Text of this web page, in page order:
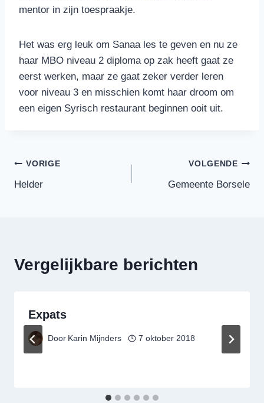
mentor in zijn toespraakje.
Het was erg leuk om Sanaa les te geven en nu ze
haar MBO niveau 2 diploma op zak heeft gaat ze
eerst werken, maar ze gaat zeker verder leren
voor niveau 3 en misschien komt haar droom om
een eigen Syrisch restaurant beginnen ooit uit.
Bericht
navigatie
VORIGE
Helder
VOLGENDE
Gemeente Borsele
Vergelijkbare berichten
Expats
Door Karin Mijnders 7 oktober 2018